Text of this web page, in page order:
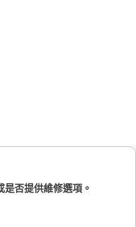
否提供維修選項。